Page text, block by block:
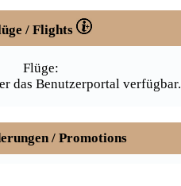
/ Flights
Flüge:
das Benutzerportal verfügbar.
/ Promotions